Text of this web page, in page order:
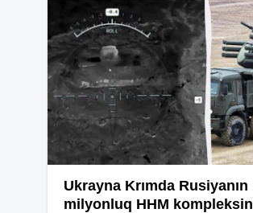
Ukrayna Krımda Rusiyanın
milyonluq HHM